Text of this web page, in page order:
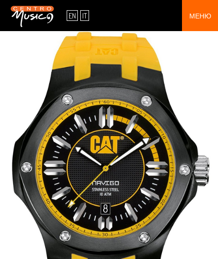
МЕНЮ
EN IT
ВЫСТАВОЧНЫЙ ЗАЛ
УСЛУГА
КОНТАКТЫ
ПРЕДЛОЖЕНИЯ
ПРОДУКТЫ